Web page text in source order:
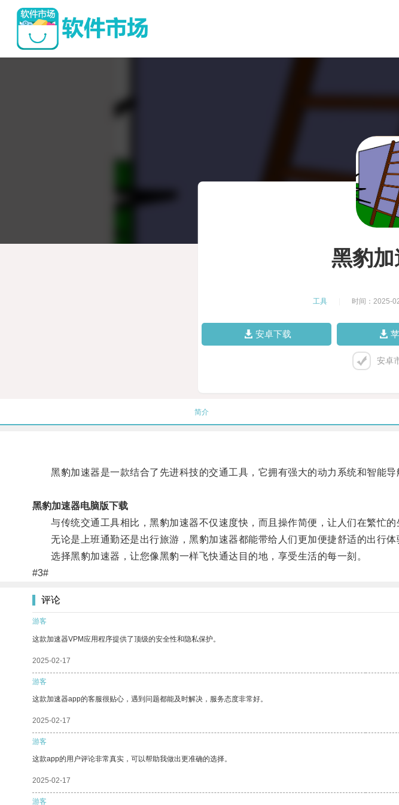
黑豹
工具 时间：2025-
安卓下载
安卓
简介
黑豹加速器是一款结合了先进科技的交通工具，它拥有强大的动力系统和智能导
黑豹加速器电脑版下载
与传统交通工具相比，黑豹加速器不仅速度快，而且操作简便，让人们在繁忙的
无论是上班通勤还是出行旅游，黑豹加速器都能带给人们更加便捷舒适的出行体
选择黑豹加速器，让您像黑豹一样飞快通达目的地，享受生活的每一刻。
#3#
评论
游客
这款加速器VPM应用程序提供了顶级的安全性和隐私保护。
2025-02-17
游客
这款加速器app的客服很贴心，遇到问题都能及时解决，服务态度非常好。
2025-02-17
游客
这款app的用户评论非常真实，可以帮助我做出更准确的选择。
2025-02-17
游客